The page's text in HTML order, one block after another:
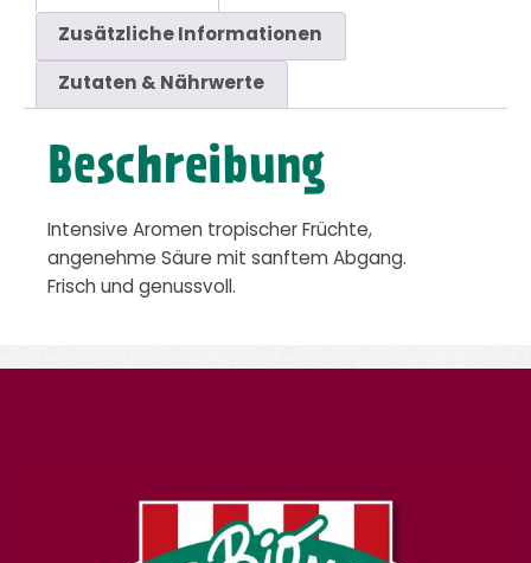
Zusätzliche Informationen
Zutaten & Nährwerte
Beschreibung
Intensive Aromen tropischer Früchte,
angenehme Säure mit sanftem Abgang.
Frisch und genussvoll.